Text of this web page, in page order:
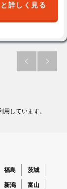
詳しく見る
 
しています。
福島 茨城
新潟 富山